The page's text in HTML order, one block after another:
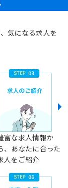
気になる求人を
富な求人情報か
、あなたに合った
人をご紹介